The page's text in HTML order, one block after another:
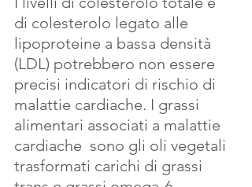
di colesterolo legato alle
lipoproteine a bassa densità
(LDL) potrebbero non essere
precisi indicatori di rischio di
malattie cardiache. I grassi
alimentari associati a malattie
cardiache  sono gli oli vegetali
trasformati carichi di grassi